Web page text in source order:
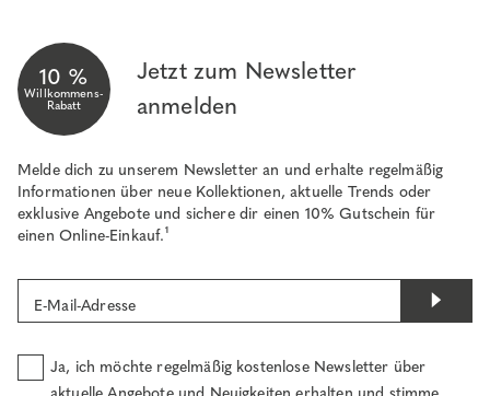
10 %
Willkommens-
Rabatt
Jetzt zum Newsletter
anmelden
Melde dich zu unserem Newsletter an und erhalte regelmäßig
Informationen über neue Kollektionen, aktuelle Trends oder
exklusive Angebote und sichere dir einen 10% Gutschein für
einen Online-Einkauf.¹
E-Mail-Adresse
Ja, ich möchte regelmäßig kostenlose Newsletter über